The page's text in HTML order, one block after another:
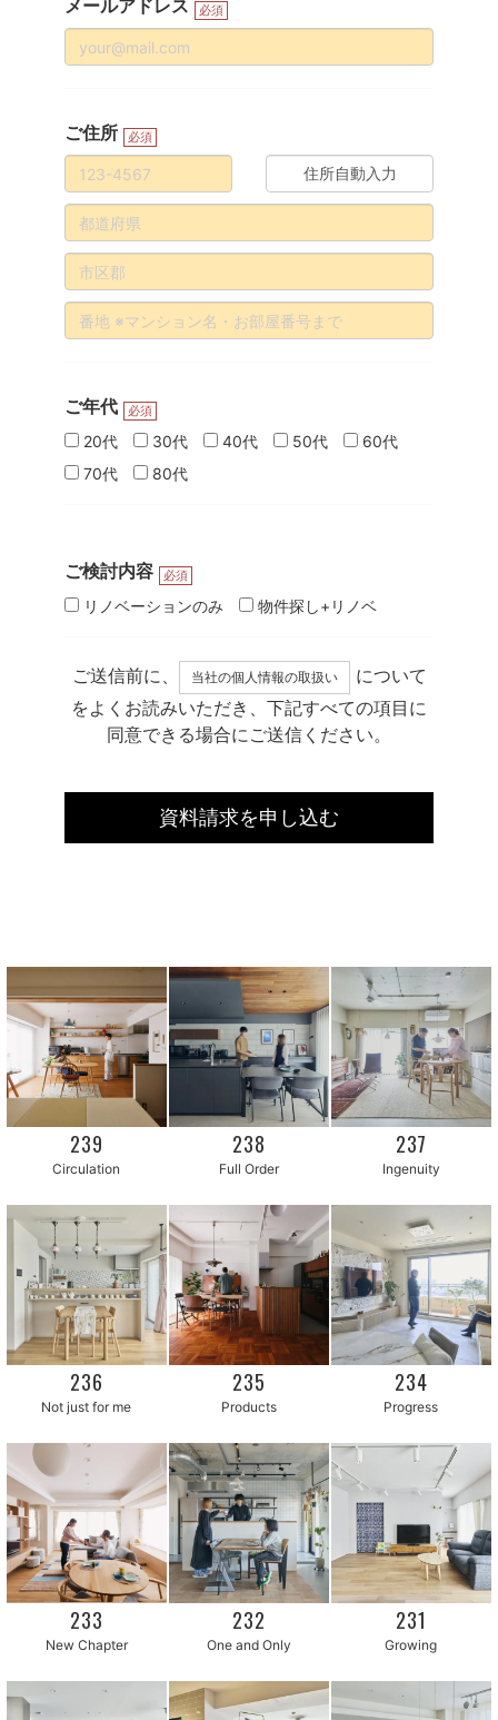
メールアドレス 必須
ご住所 必須
住所自動入力
ご年代 必須
20代 30代 40代 50代
60代
70代
80代
ご検討内容 必須
リノベーションのみ 物件探し+リノベ
ご送信前に、 当社の個人情報の取扱い について
をよくお読みいただき、下記すべての項目に
同意できる場合にご送信ください。
239
Circulation
238
Full Order
237
Ingenuity
236
Not just for me
235
Products
234
Progress
233
New Chapter
232
One and Only
231
Growing